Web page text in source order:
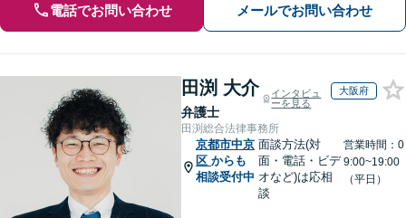
電話でお問い合わせ メールでお問い合わせ
田渕 大介
弁護士
インタビュ
ーを見る
大阪府
田渕総合法律事務所
京都市中京
区 からも
相談受付中
面談方法(対
面・電話・ビデ
オなど)は応相
談
営業時間：0
9:00~19:00
（平日）